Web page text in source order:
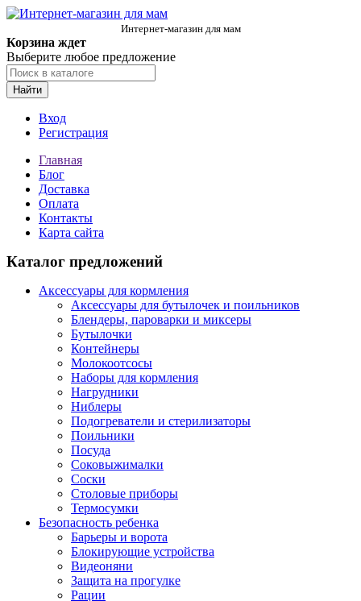
Интернет-магазин для мам
Корзина ждет
Выберите любое предложение
Найти
Вход
Регистрация
Главная
Блог
Доставка
Оплата
Контакты
Карта сайта
Каталог предложений
Аксессуары для кормления
Аксессуары для бутылочек и поильников
Блендеры, пароварки и миксеры
Бутылочки
Контейнеры
Молокоотсосы
Наборы для кормления
Нагрудники
Ниблеры
Подогреватели и стерилизаторы
Поильники
Посуда
Соковыжималки
Соски
Столовые приборы
Термосумки
Безопасность ребенка
Барьеры и ворота
Блокирующие устройства
Видеоняни
Защита на прогулке
Рации